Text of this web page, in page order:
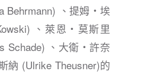
Behrmann) 、提姆・埃
、萊恩・莫斯⾥
Schade) 、大衛・許奈
納 (Ulrike Theusner)的